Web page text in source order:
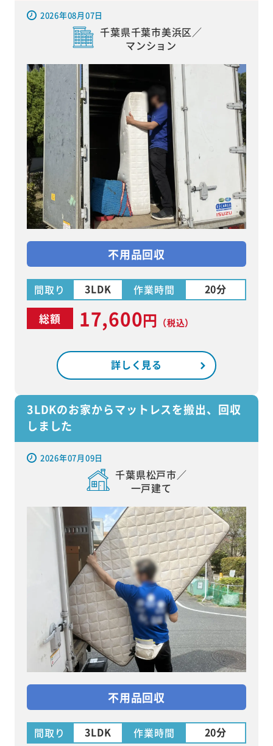
2026年08月07日
千葉県千葉市美浜区／
マンション
不用品回収
間取り 3LDK 作業時間 20分
総額 17,600円 （税込）
詳しく見る
3LDKのお家からマットレスを搬出、回収
しました
2026年07月09日
千葉県松戸市／
一戸建て
不用品回収
間取り 3LDK 作業時間 20分